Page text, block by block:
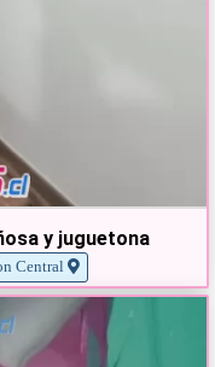
y juguetona
Central